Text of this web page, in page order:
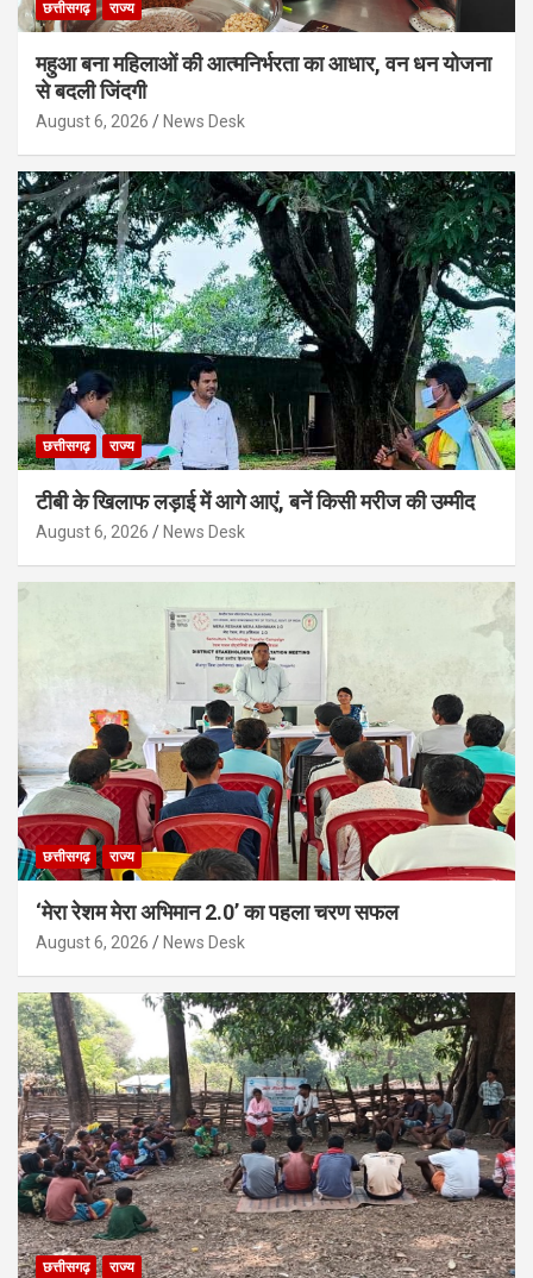
छत्तीसगढ़ राज्य
महुआ बना महिलाओं की आत्मनिर्भरता का आधार, वन धन योजना
से बदली जिंदगी
August 6, 2026 News Desk
छत्तीसगढ़ राज्य
टीबी के खिलाफ लड़ाई में आगे आएं, बनें किसी मरीज की उम्मीद
August 6, 2026 News Desk
छत्तीसगढ़ राज्य
‘मेरा रेशम मेरा अभिमान 2.0’ का पहला चरण सफल
August 6, 2026 News Desk
छत्तीसगढ़ राज्य